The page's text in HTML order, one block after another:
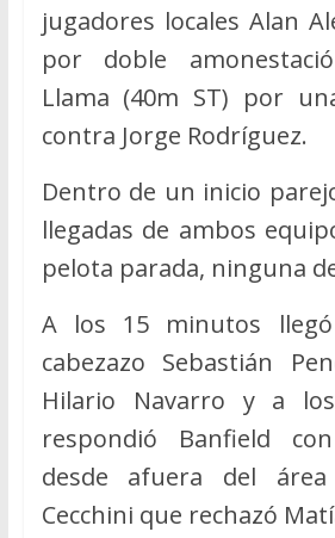
jugadores locales Alan
por doble
Llama (40m ST) por
contra Jorge Rodríguez.
Dentro de un inicio
llegadas de ambos
pelota parada, ninguna
A los 15 minutos
cabezazo Sebastián
Hilario Navarro y a
respondió Banfield
desde afuera del
Cecchini que rechazó